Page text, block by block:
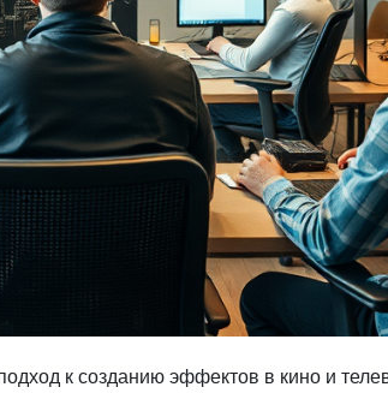
к созданию эффектов в кино и